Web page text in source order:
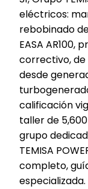
eléctricos:
rebobinado
EASA AR100,
correctivo, de
desde
calificación
taller de
grupo
TEMISA
completo,
especializada.